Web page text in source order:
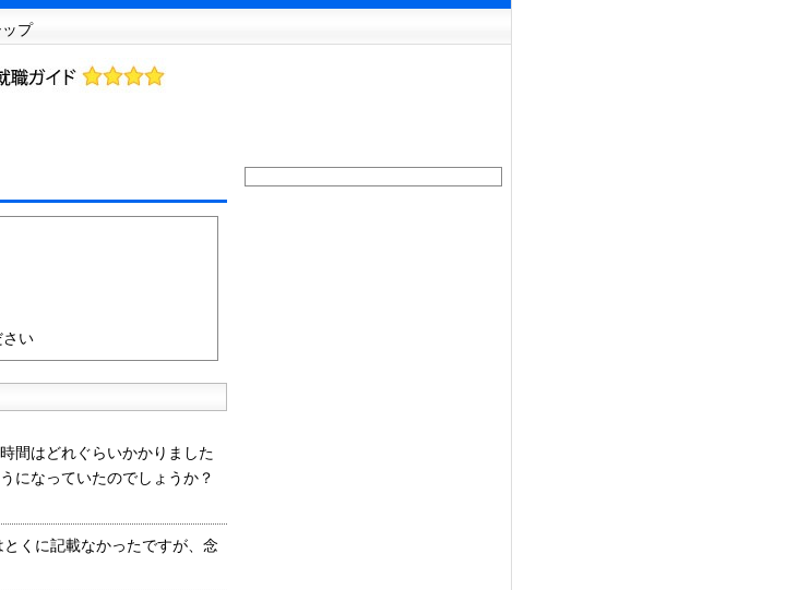
プ
い
間はどれぐらいかかりました
になっていたのでしょうか？
くに記載なかったですが、念